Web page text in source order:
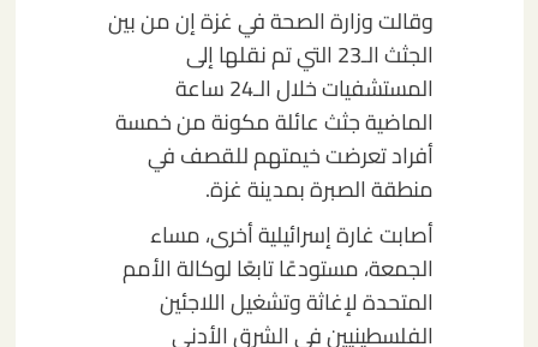
وقالت وزارة الصحة في غزة إن من بين
الجثث الـ23 التي تم نقلها إلى
المستشفيات خلال الـ24 ساعة
الماضية جثث عائلة مكونة من خمسة
أفراد تعرضت خيمتهم للقصف في
منطقة الصبرة بمدينة غزة.
أصابت غارة إسرائيلية أخرى، مساء
الجمعة، مستودعًا تابعًا لوكالة الأمم
المتحدة لإغاثة وتشغيل اللاجئين
الفلسطينيين في الشرق الأدنى